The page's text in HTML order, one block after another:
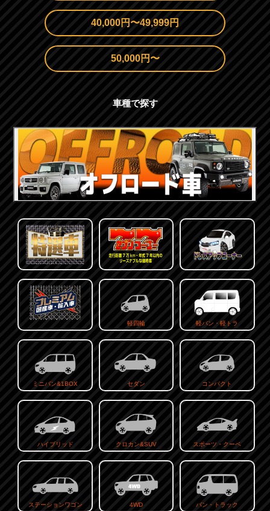
車種で探す
軽四輪 軽バン・軽トラ
ミニバン&1BOX セダン コンパクト
ハイブリッド クロカン&SUV スポーツ・クーペ
ステーションワゴン 4WD バン・トラック
40,000円〜49,999円
50,000円〜